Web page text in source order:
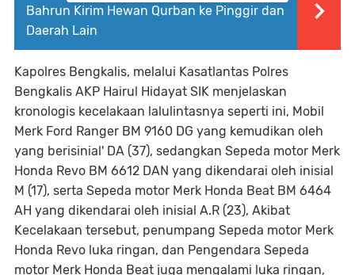
Bahrun Kirim Hewan Qurban ke Pinggir dan
Daerah Lain
Kapolres Bengkalis, melalui Kasatlantas Polres
Bengkalis AKP Hairul Hidayat SIK menjelaskan
kronologis kecelakaan lalulintasnya seperti ini, Mobil
Merk Ford Ranger BM 9160 DG yang kemudikan oleh
yang berisinial' DA (37), sedangkan Sepeda motor Merk
Honda Revo BM 6612 DAN yang dikendarai oleh inisial
M (17), serta Sepeda motor Merk Honda Beat BM 6464
AH yang dikendarai oleh inisial A.R (23), Akibat
Kecelakaan tersebut, penumpang Sepeda motor Merk
Honda Revo luka ringan, dan Pengendara Sepeda
motor Merk Honda Beat juga mengalami luka ringan,